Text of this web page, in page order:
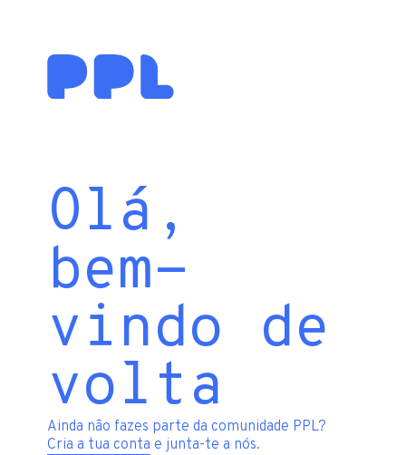
Olá,
bem-
vindo de
volta
Ainda não fazes parte da comunidade PPL?
Cria a tua conta e junta-te a nós.